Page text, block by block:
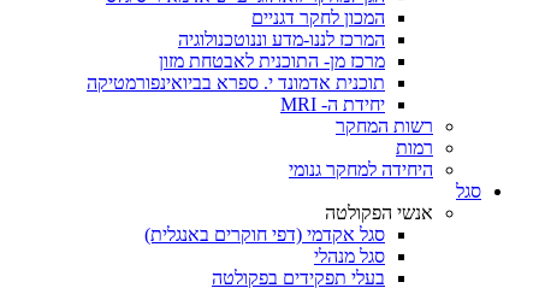
המכון לחקר דגניים
המרכז לננו-מדע וננוטכנולוגיה
מרכז מן- התוכנית לאבטחת מזון
תוכנית אדמונד י. ספרא בביואינפורמטיקה
יחידת ה- MRI
רשות המחקר
רמות
היחידה למחקר גנומי
סגל
אנשי הפקולטה
סגל אקדמי (דפי חוקרים באנגלית)
סגל מנהלי
בעלי תפקידים בפקולטה